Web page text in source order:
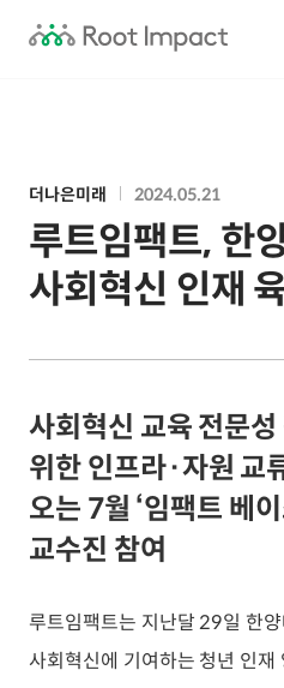
더나은미래 2024.05.21
루트임팩트, 한
사회혁신 인재
사회혁신 교육 전문
위한 인프라·자원 교
오는 7월 ‘임팩트 베
교수진 참여
루트임팩트는 지난달 29일 한
사회혁신에 기여하는 청년 인재